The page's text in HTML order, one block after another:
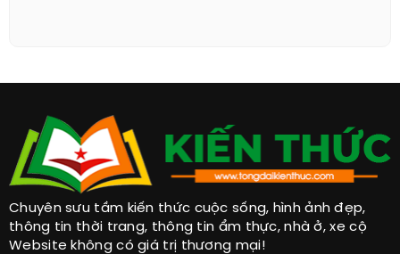
Chuyên sưu tầm kiến thức cuộc sống, hình ảnh đẹp,
thông tin thời trang, thông tin ẩm thực, nhà ở, xe cộ
Website không có giá trị thương mại!